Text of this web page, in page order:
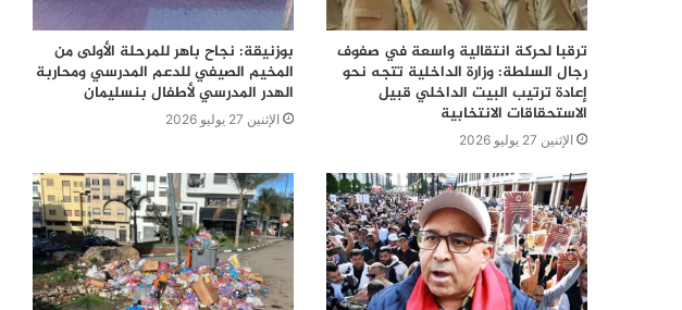
ترقبا لحركة انتقالية واسعة في صفوف
رجال السلطة: وزارة الداخلية تتجه نحو
إعادة ترتيب البيت الداخلي قبيل
الاستحقاقات الانتخابية
الإثنين 27 يوليو 2026
بوزنيقة: نجاح باهر للمرحلة الأولى من
المخيم الصيفي للدعم المدرسي ومحاربة
الهدر المدرسي لأطفال بنسليمان
الإثنين 27 يوليو 2026